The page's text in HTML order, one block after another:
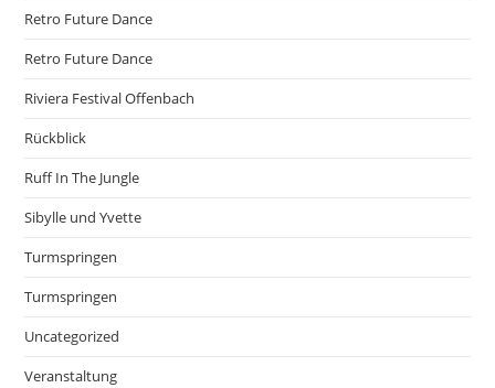
Retro Future Dance
Retro Future Dance
Riviera Festival Offenbach
Rückblick
Ruff In The Jungle
Sibylle und Yvette
Turmspringen
Turmspringen
Uncategorized
Veranstaltung